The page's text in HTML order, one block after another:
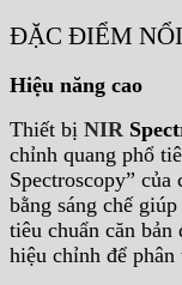
ĐẶC ĐIỂM
Hiệu năng cao
Thiết bị NIR
chỉnh quang phổ
Spectroscopy”
bằng sáng chế
tiêu chuẩn căn
hiệu chỉnh để